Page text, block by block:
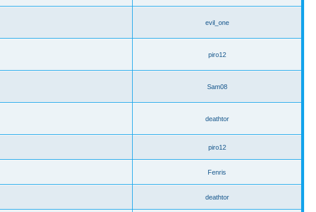
evil_one
piro12
Sam08
deathtor
piro12
Fenris
deathtor